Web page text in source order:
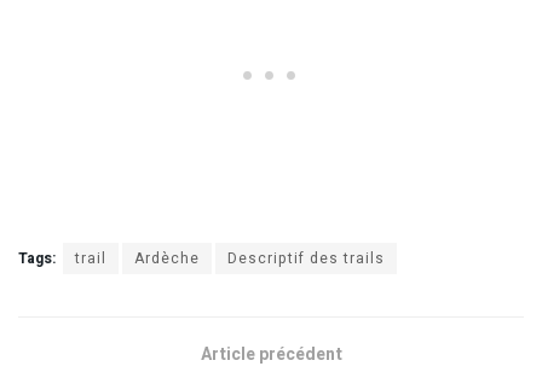
Tags: trail Ardèche Descriptif des trails
Article précédent